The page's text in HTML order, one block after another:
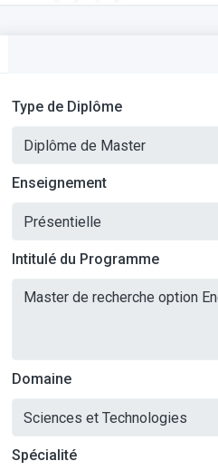
Type de Diplôme
Enseignement
Intitulé du Programme
Domaine
Spécialité